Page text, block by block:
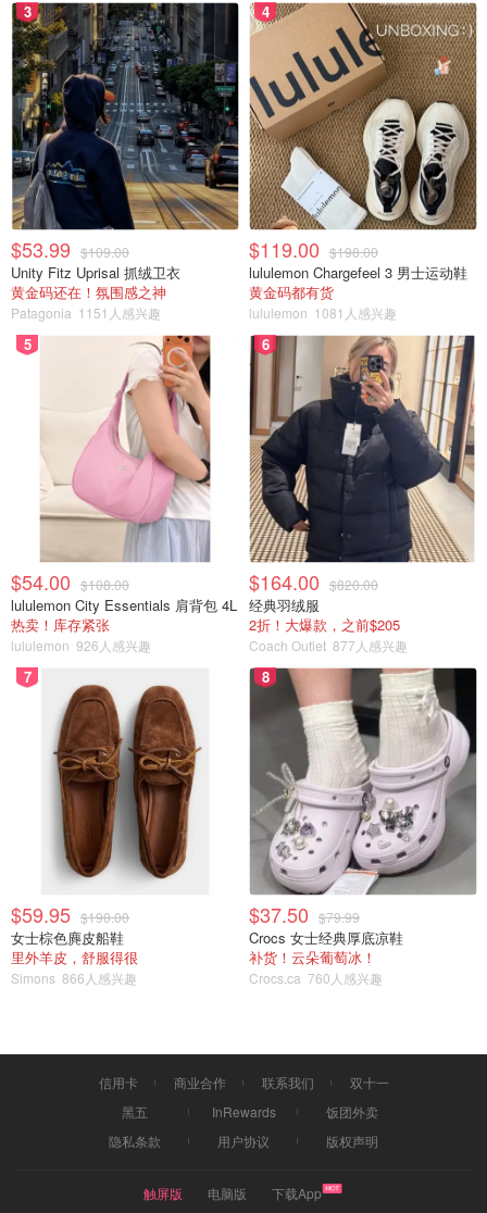
每集长度10分钟以内。
5、“小紧张的虫虫”。
博主是个软萌美女，喜欢拍各种超市试吃和便利店食品，我
最喜欢看她拍国内各种好吃的甜品。
每集长度10分钟左右。
6、“是个泡泡paopao food”。
3
$53.99 $109.00
Unity Fitz Uprisal 抓绒卫衣
黄金码还在！氛围感之神
Patagonia 1151人感兴趣
4
$119.00 $198.00
lululemon Chargefeel 3 男士运动鞋
黄金码都有货
lululemon 1081人感兴趣
5
$54.00 $108.00
lululemon City Essentials 肩背包 4L
热卖！库存紧张
lululemon 926人感兴趣
6
$164.00 $820.00
经典羽绒服
2折！大爆款，之前$205
Coach Outlet 877人感兴趣
7
$59.95 $190.00
女士棕色麂皮船鞋
里外羊皮，舒服得很
Simons 866人感兴趣
8
$37.50 $79.99
Crocs 女士经典厚底凉鞋
补货！云朵葡萄冰！
Crocs.ca 760人感兴趣
信用卡 商业合作 联系我们
双十一
黑五
InRewards
饭团外卖
隐私条款
用户协议 版权声明
触屏版 电脑版 下载App